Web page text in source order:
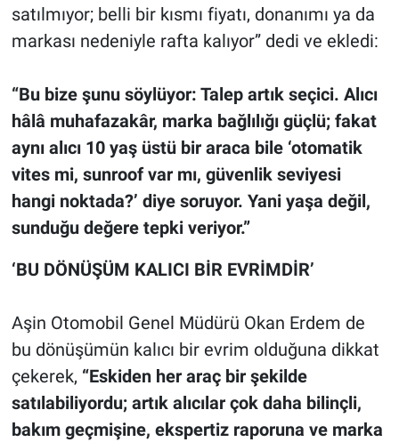
satılmıyor; belli bir kısmı fiyatı, donanımı ya da
markası nedeniyle rafta kalıyor” dedi ve ekledi:
“Bu bize şunu söylüyor: Talep artık seçici. Alıcı
hâlâ muhafazakâr, marka bağlılığı güçlü; fakat
aynı alıcı 10 yaş üstü bir araca bile ‘otomatik
vites mi, sunroof var mı, güvenlik seviyesi
hangi noktada?’ diye soruyor. Yani yaşa değil,
sunduğu değere tepki veriyor.”
‘BU DÖNÜŞÜM KALICI BİR EVRİMDİR’
Aşin Otomobil Genel Müdürü Okan Erdem de
bu dönüşümün kalıcı bir evrim olduğuna dikkat
çekerek, “Eskiden her araç bir şekilde
satılabiliyordu; artık alıcılar çok daha bilinçli,
bakım geçmişine, ekspertiz raporuna ve marka